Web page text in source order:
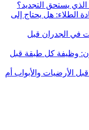
الذي يستحق التجديد؟
الطلاء: هل يحتاج إلى
في الجدران قبل
وظيفة كل طبقة قبل
الأرضيات والأبواب أم